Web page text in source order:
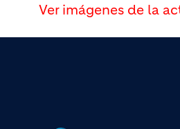
Ver imágenes de la